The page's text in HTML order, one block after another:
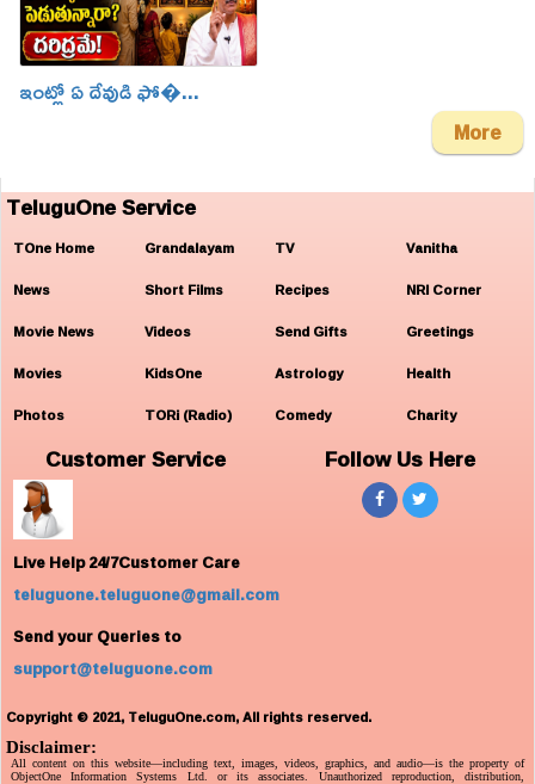
ఇంట్లో ఏ దేవుడి ఫో�...
More
TeluguOne Service
TOne Home
News
Movie News
Movies
Photos
Grandalayam
Short Films
Videos
KidsOne
TORi (Radio)
TV
Recipes
Send Gifts
Astrology
Comedy
Vanitha
NRI Corner
Greetings
Health
Charity
Customer Service
Live Help 24/7Customer Care
teluguone.teluguone@gmail.com
Send your Queries to
support@teluguone.com
Follow Us Here
Copyright © 2021, TeluguOne.com, All rights reserved.
Disclaimer:
All content on this website—including text, images, videos, graphics, and audio—is the property of
ObjectOne Information Systems Ltd. or its associates. Unauthorized reproduction, distribution,